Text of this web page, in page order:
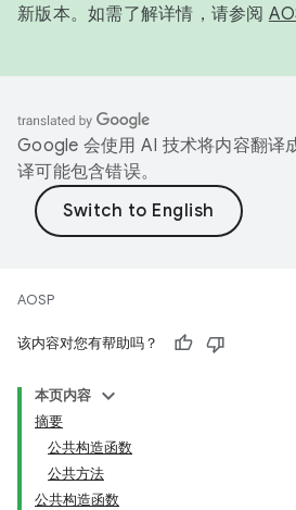
新版本。如需了解详情，请参阅
Google 会使用 AI 技术将内容翻译
译可能包含错误。
AOSP
该内容对您有帮助吗？
本页内容
摘要
公共构造函数
公共方法
公共构造函数